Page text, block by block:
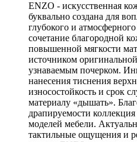
ENZO - искусственная
буквально создана для
глубокого и
сочетание благородной
повышенной мягкости
источником
узнаваемым почерком.
нанесения тиснения
износостойкость и срок
материалу «дышать».
драпируемости
моделей мебели.
тактильные ощущения и